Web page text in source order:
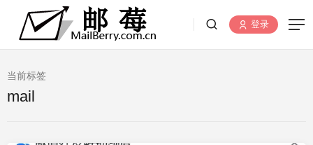
登录
当前标签
mail